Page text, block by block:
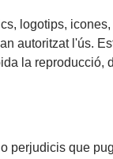
logotips,
autoritzat l'ús.
la reproducció,
perjudicis que